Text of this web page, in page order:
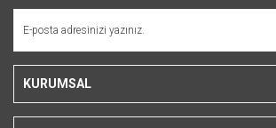
Bu ürüne benzer farklı alternatifler olmalı.
KURUMSAL